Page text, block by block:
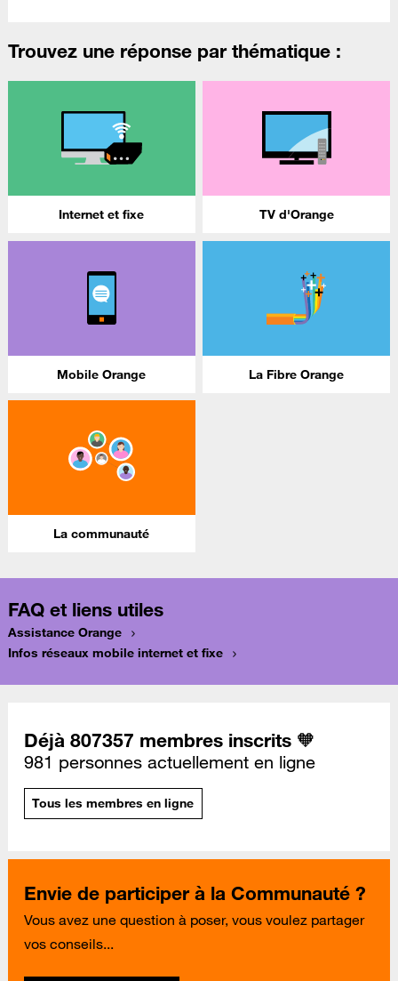
Trouvez une réponse par thématique :
Internet et fixe TV d'Orange
Mobile Orange La Fibre Orange
La communauté
FAQ et liens utiles
Assistance Orange
Infos réseaux mobile internet et fixe
Déjà 807357 membres inscrits 🧡
981 personnes actuellement en ligne
Tous les membres en ligne
Envie de participer à la Communauté ?
Vous avez une question à poser, vous voulez partager
vos conseils...